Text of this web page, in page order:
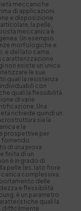
meccaniche
di applicazioni.
e disposizione
la pelle,
meccanica è
Un esempio
morfologiche e
e del lato carne,
caratterizzazione
non esiste un’unica
le sue
quali la resistenza
con
quali la flessibilità
di varie
Una
richiede quindi un
sia la
e la
prospettive per
fornendo
di una prova
finita di un
è in grado di
pelle (es. lato fiore
complessiva.
delle
e flessibilità
è un parametro
quali la
difficilmente